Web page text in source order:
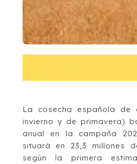
La cosecha española de
invierno y de primavera)
anual en la campaña
situará en 23,3 millones
según la primera